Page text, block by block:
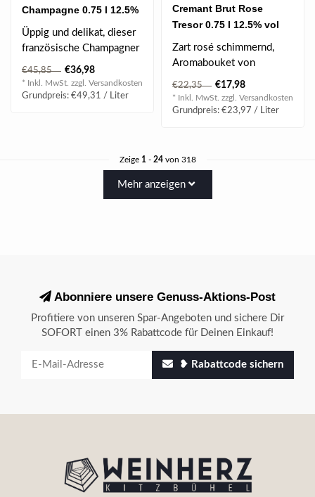
Champagne 0.75 l 12.5%
vol
Üppig und delikat, dieser
französische Champagner
ist ein Fest - natürlich zu..
€45,85 €36,98
* Inkl. MwSt. zzgl. Versandkosten
Grundpreis: €49,31 / Liter
Cremant Brut Rose
Tresor 0.75 l 12.5% vol
Zart rosé schimmernd,
Aromabouket von
Veilchen und reifen
Beeren, feincremig, ..
€22,35 €17,98
* Inkl. MwSt. zzgl. Versandkosten
Grundpreis: €23,97 / Liter
Zeige 1 - 24von 318
Mehr anzeigen
Abonniere unsere Genuss-Aktions-Post
Profitiere von unseren Spar-Angeboten und sichere Dir
SOFORT einen 3% Rabattcode für Deinen Einkauf!
❥ Rabattcode sichern